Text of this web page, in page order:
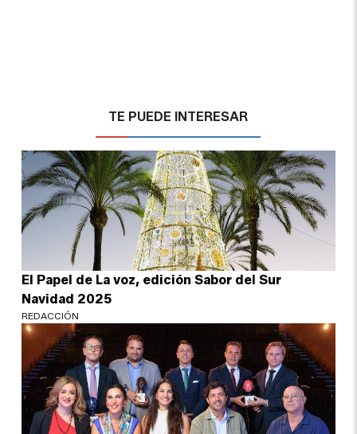
TE PUEDE INTERESAR
El Papel de La voz, edición Sabor del Sur
Navidad 2025
REDACCIÓN